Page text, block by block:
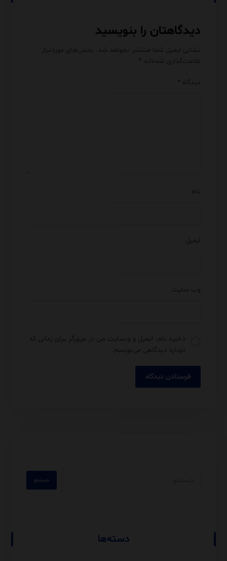
دیدگاهتان را بنویسید
نشانی ایمیل شما منتشر نخواهد شد. بخش‌های موردنیاز
علامت‌گذاری شده‌اند *
دیدگاه *
نام
ایمیل
وب‌ سایت
ذخیره نام، ایمیل و وبسایت من در مرورگر برای زمانی که
دوباره دیدگاهی می‌نویسم.
دسته‌ها